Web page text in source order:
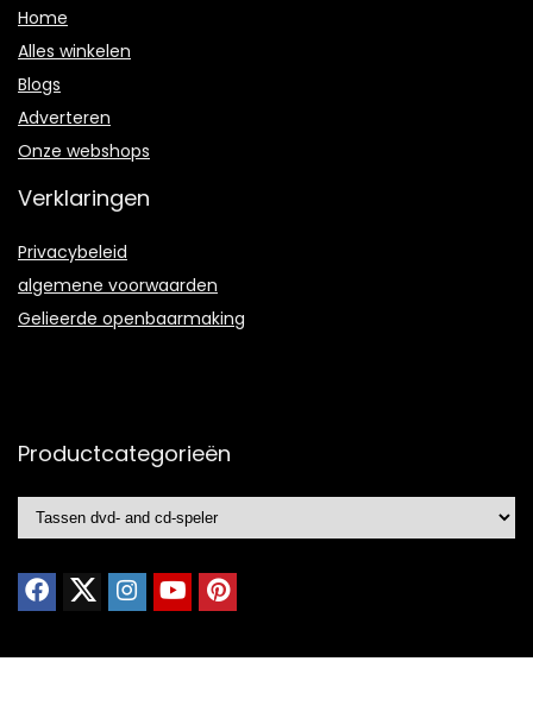
Home
Alles winkelen
Blogs
Adverteren
Onze webshops
Verklaringen
Privacybeleid
algemene voorwaarden
Gelieerde openbaarmaking
Productcategorieën